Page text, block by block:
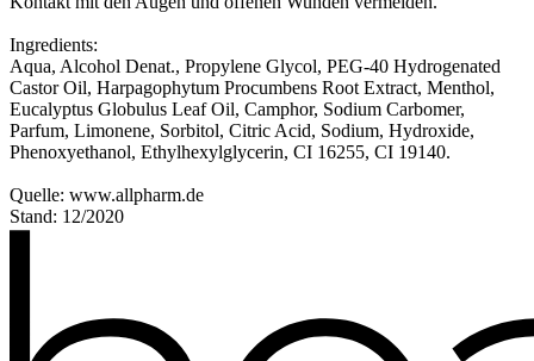
Ingredients:
Aqua, Alcohol Denat., Propylene Glycol, PEG-40 Hydrogenated
Castor Oil, Harpagophytum Procumbens Root Extract, Menthol,
Eucalyptus Globulus Leaf Oil, Camphor, Sodium Carbomer,
Parfum, Limonene, Sorbitol, Citric Acid, Sodium, Hydroxide,
Phenoxyethanol, Ethylhexylglycerin, CI 16255, CI 19140.
Quelle: www.allpharm.de
Stand: 12/2020